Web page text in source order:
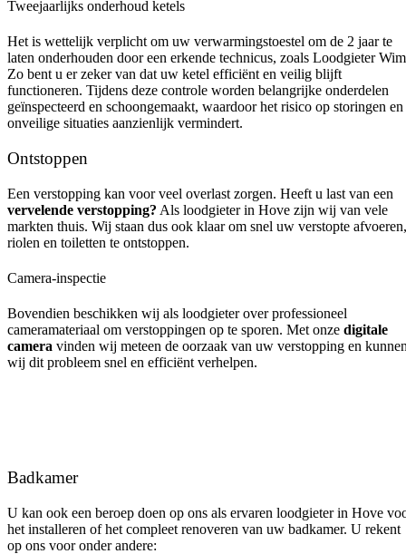
Tweejaarlijks onderhoud ketels
Het is wettelijk verplicht om uw verwarmingstoestel om de 2 jaar te
laten onderhouden door een erkende technicus, zoals Loodgieter
Zo bent u er zeker van dat uw ketel efficiënt en veilig blijft
functioneren. Tijdens deze controle worden belangrijke onderdelen
geïnspecteerd en schoongemaakt, waardoor het risico op storingen en
onveilige situaties aanzienlijk vermindert.
Ontstoppen
Een verstopping kan voor veel overlast zorgen. Heeft u last van een
vervelende verstopping? Als loodgieter in Hove zijn wij van vele
markten thuis. Wij staan dus ook klaar om snel uw verstopte afvoeren,
riolen en toiletten te ontstoppen.
Camera-inspectie
Bovendien beschikken wij als loodgieter over professioneel
cameramateriaal om verstoppingen op te sporen. Met onze digitale
camera vinden wij meteen de oorzaak van uw verstopping en
wij dit probleem snel en efficiënt verhelpen.
Badkamer
U kan ook een beroep doen op ons als ervaren loodgieter in Hove
het installeren of het compleet renoveren van uw badkamer. U rekent
op ons voor onder andere: